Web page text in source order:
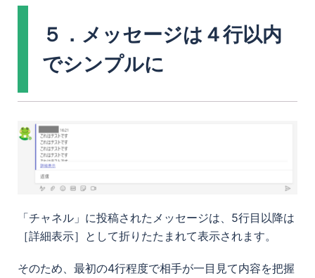
５．メッセージは４行以内
でシンプルに
「チャネル」に投稿されたメッセージは、5行目以降は
［詳細表示］として折りたたまれて表示されます。
そのため、最初の4行程度で相手が一目見て内容を把握